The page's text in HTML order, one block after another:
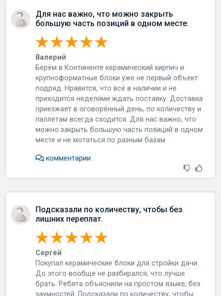
Для нас важно, что можно закрыть
большую часть позиций в одном месте.
Валерий
Берём в Континенте керамический кирпич и
крупноформатные блоки уже не первый объект
подряд. Нравится, что всё в наличии и не
приходится неделями ждать поставку. Доставка
приезжает в оговорённый день, по количеству и
паллетам всегда сходится. Для нас важно, что
можно закрыть большую часть позиций в одном
месте и не мотаться по разным базам.
комментарии
Подсказали по количеству, чтобы без
лишних переплат.
Сергей
Покупал керамические блоки для стройки дачи.
До этого вообще не разбирался, что лучше
брать. Ребята объяснили на простом языке, без
заумностей. Подсказали по количеству, чтобы